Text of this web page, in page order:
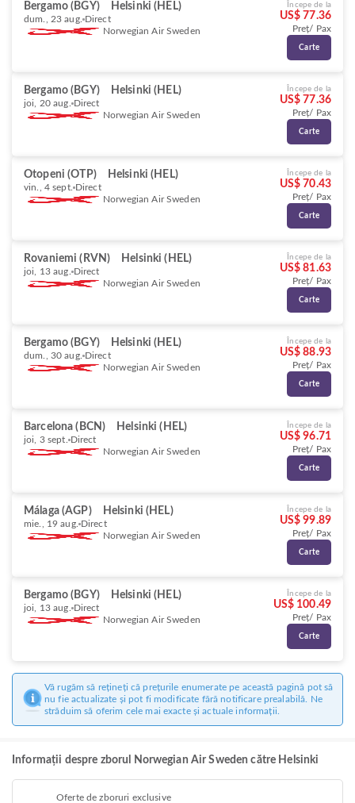
Bergamo (BGY) Helsinki (HEL)
dum., 23 aug. Direct
Norwegian Air Sweden
Începe de la
US$ 77.36
Preț/ Pax
Carte
Bergamo (BGY) Helsinki (HEL)
joi, 20 aug. Direct
Norwegian Air Sweden
Începe de la
US$ 77.36
Preț/ Pax
Carte
Otopeni (OTP) Helsinki (HEL)
vin., 4 sept. Direct
Norwegian Air Sweden
Începe de la
US$ 70.43
Preț/ Pax
Carte
Rovaniemi (RVN) Helsinki (HEL)
joi, 13 aug. Direct
Norwegian Air Sweden
Începe de la
US$ 81.63
Preț/ Pax
Carte
Bergamo (BGY) Helsinki (HEL)
dum., 30 aug. Direct
Norwegian Air Sweden
Începe de la
US$ 88.93
Preț/ Pax
Carte
Barcelona (BCN) Helsinki (HEL)
joi, 3 sept. Direct
Norwegian Air Sweden
Începe de la
US$ 96.71
Preț/ Pax
Carte
Málaga (AGP) Helsinki (HEL)
mie., 19 aug. Direct
Norwegian Air Sweden
Începe de la
US$ 99.89
Preț/ Pax
Carte
Bergamo (BGY) Helsinki (HEL)
joi, 13 aug. Direct
Norwegian Air Sweden
Începe de la
US$ 100.49
Preț/ Pax
Carte
Vă rugăm să rețineți că prețurile enumerate pe această pagină pot să
nu fie actualizate și pot fi modificate fără notificare prealabilă. Ne
străduim să oferim cele mai exacte și actuale informații.
Informații despre zborul Norwegian Air Sweden către Helsinki
Oferte de zboruri exclusive